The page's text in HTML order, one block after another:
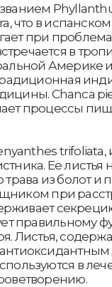
что в
при
в
Америке
Chanca
процессы
Ее
из болот и
при
правильному
Листья,
в